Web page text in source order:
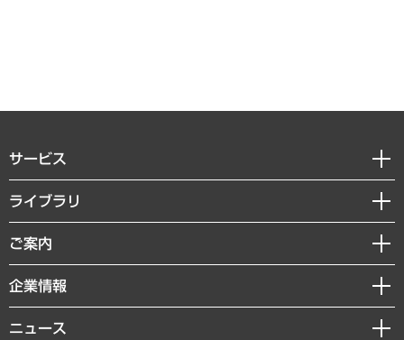
サービス
経営戦略
組織・人事戦略
デジタルイノベーション
共生・ダイバーシティ
ライブラリ
経済調査
レポート
コラム
ご案内
セミナー・イベント情報
MUFGビジネスセミナー
受託案件情報
企業情報
私たちの想い
ニュース